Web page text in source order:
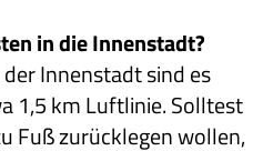
in die Innenstadt?
Innenstadt sind es
1,5 km Luftlinie. Solltest
Fuß zurücklegen wollen,